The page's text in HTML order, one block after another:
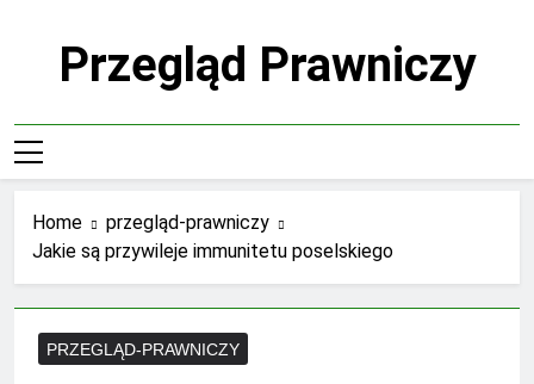
Przegląd Prawniczy
Home
przegląd-prawniczy
Jakie są przywileje immunitetu poselskiego
PRZEGLĄD-PRAWNICZY